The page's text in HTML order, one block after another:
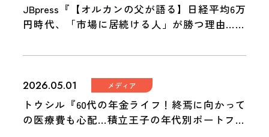
JBpress『【オルカンの父が語る】日経平均6万
円時代、「市場に居続ける人」が勝つ理由…オ
2026.05.01 メディア
トウシル『60代の年金ライフ！終焉に向かって
の医療費も心配…積立王子の年代別ポートフォ